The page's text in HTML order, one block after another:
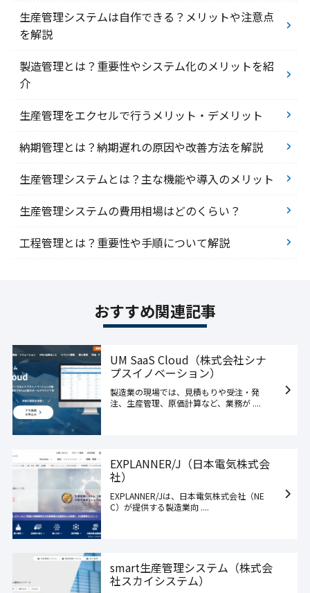
生産管理システムは自作できる？メリットや注意点
を解説
製造管理とは？重要性やシステム化のメリットを紹
介
生産管理をエクセルで行うメリット・デメリット
納期管理とは？納期遅れの原因や改善方法を解説
生産管理システムとは？主な機能や導入のメリット
生産管理システムの費用相場はどのくらい？
工程管理とは？重要性や手順について解説
おすすめ関連記事
UM SaaS Cloud（株式会社シナ
プスイノベーション）
製造業の現場では、見積もりや受注・発
注、生産管理、原価計算など、業務が ....
EXPLANNER/J（日本電気株式会
社）
EXPLANNER/Jは、日本電気株式会社（NE
C）が提供する製造業向 ....
smart生産管理システム（株式会
社スカイシステム）